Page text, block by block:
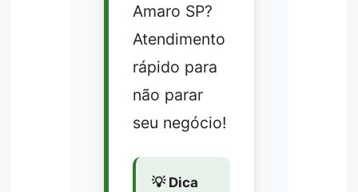
Amaro SP?
Atendimento
rápido para
não parar
seu negócio!
💡 Dica